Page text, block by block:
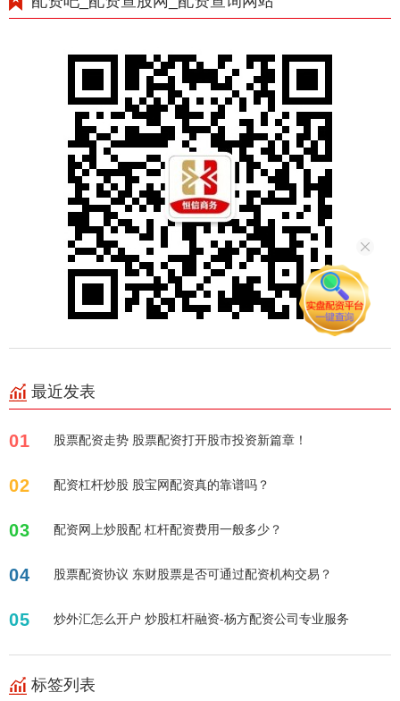
最近发表
01 股票配资走势 股票配资打开股市投资新篇章！
02 配资杠杆炒股 股宝网配资真的靠谱吗？
03 配资网上炒股配 杠杆配资费用一般多少？
04 股票配资协议 东财股票是否可通过配资机构交易？
05 炒外汇怎么开户 炒股杠杆融资-杨方配资公司专业服务
标签列表